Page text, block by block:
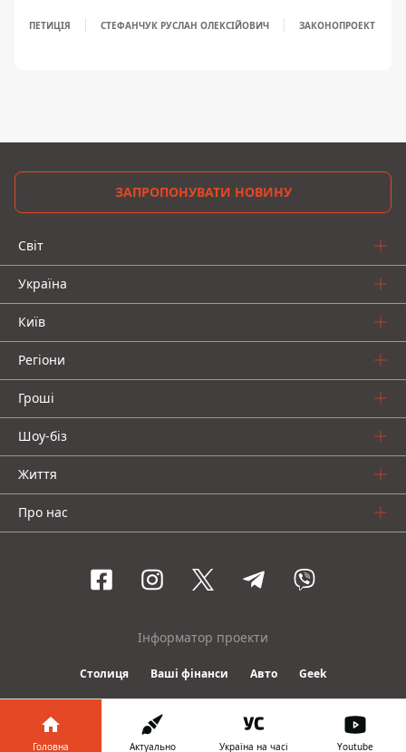
ПЕТИЦІЯ СТЕФАНЧУК РУСЛАН ОЛЕКСІЙОВИЧ ЗАКОНОПРОЕКТ
ЗАПРОПОНУВАТИ НОВИНУ
Світ
Україна
Київ
Регіони
Гроші
Шоу-біз
Життя
Про нас
Інформатор проекти
Столиця Ваші фінанси Авто Geek
© 2016-2026 Informator
Головна Актуально Україна на часі Youtube